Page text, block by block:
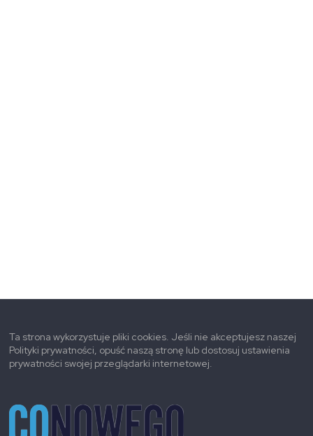
Ta strona wykorzystuje pliki cookies. Jeśli nie akceptujesz naszej
Polityki prywatności, opuść naszą stronę lub dostosuj ustawienia
prywatności swojej przeglądarki internetowej.